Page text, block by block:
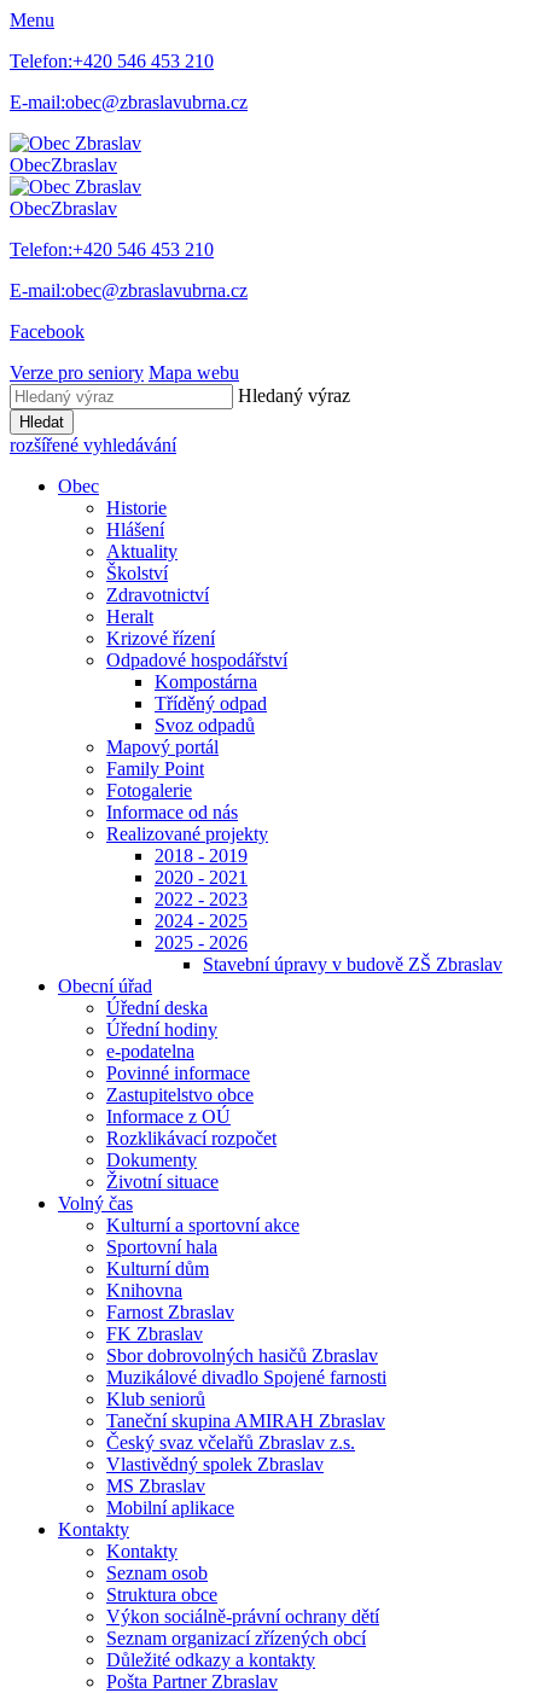
Menu
Telefon:+420 546 453 210
E-mail:obec@zbraslavubrna.cz
ObecZbraslav
ObecZbraslav
Telefon:+420 546 453 210
E-mail:obec@zbraslavubrna.cz
Facebook
Verze pro seniory Mapa webu
Hledaný výraz
Hledat
rozšířené vyhledávání
Obec
Historie
Hlášení
Aktuality
Školství
Zdravotnictví
Heralt
Krizové řízení
Odpadové hospodářství
Kompostárna
Tříděný odpad
Svoz odpadů
Mapový portál
Family Point
Fotogalerie
Informace od nás
Realizované projekty
2018 - 2019
2020 - 2021
2022 - 2023
2024 - 2025
2025 - 2026
Stavební úpravy v budově ZŠ Zbraslav
Obecní úřad
Úřední deska
Úřední hodiny
e-podatelna
Povinné informace
Zastupitelstvo obce
Informace z OÚ
Rozklikávací rozpočet
Dokumenty
Životní situace
Volný čas
Kulturní a sportovní akce
Sportovní hala
Kulturní dům
Knihovna
Farnost Zbraslav
FK Zbraslav
Sbor dobrovolných hasičů Zbraslav
Muzikálové divadlo Spojené farnosti
Klub seniorů
Taneční skupina AMIRAH Zbraslav
Český svaz včelařů Zbraslav z.s.
Vlastivědný spolek Zbraslav
MS Zbraslav
Mobilní aplikace
Kontakty
Kontakty
Seznam osob
Struktura obce
Výkon sociálně-právní ochrany dětí
Seznam organizací zřízených obcí
Důležité odkazy a kontakty
Pošta Partner Zbraslav